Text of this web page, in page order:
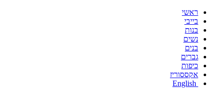
ראשי
בייבי
בנות
נשים
בנים
גברים
כיפות
אקססוריז
English